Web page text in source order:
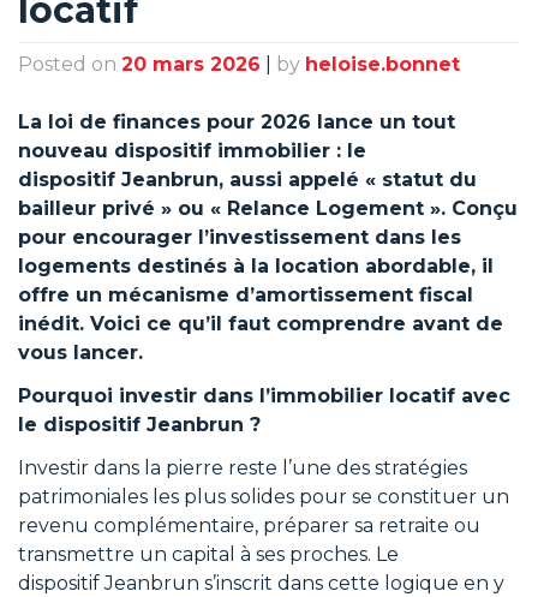
locatif
Posted on 20 mars 2026 by heloise.bonnet
La loi de finances pour 2026 lance un tout
nouveau dispositif immobilier : le
dispositif Jeanbrun, aussi appelé « statut du
bailleur privé » ou « Relance Logement ». Conçu
pour encourager l’investissement dans les
logements destinés à la location abordable, il
offre un mécanisme d’amortissement fiscal
inédit. Voici ce qu’il faut comprendre avant de
vous lancer.
Pourquoi investir dans l’immobilier locatif avec
le dispositif Jeanbrun ?
Investir dans la pierre reste l’une des stratégies
patrimoniales les plus solides pour se constituer un
revenu complémentaire, préparer sa retraite ou
transmettre un capital à ses proches. Le
dispositif Jeanbrun s’inscrit dans cette logique en y